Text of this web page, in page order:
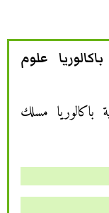
علوم
باكالوريا مسلك